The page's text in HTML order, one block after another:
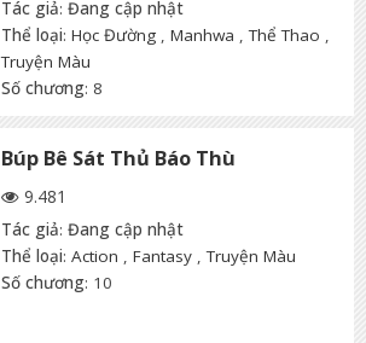
Tác giả: Đang cập nhật
Thể loại: Học Đường , Manhwa ,Thể Thao ,
Truyện Màu
Số chương: 8
Búp Bê Sát Thủ Báo Thù
9.481
Tác giả: Đang cập nhật
Thể loại: Action , Fantasy ,Truyện Màu
Số chương: 10